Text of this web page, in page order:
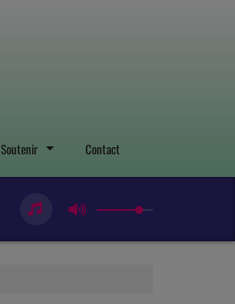
Soutenir Contact